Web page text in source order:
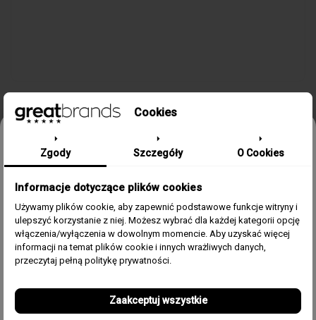
SZCZEGÓŁY PRODUKTU
Kolekcja/Linia MAREA MAN STEEL
Zegarek Dla Męski
Pasek/Bransoleta Stal szlachetna 316L
Cookies
Zgody Szczegóły O Cookies
Informacje dotyczące plików cookies
Używamy plików cookie, aby zapewnić podstawowe funkcje witryny i
ulepszyć korzystanie z niej. Możesz wybrać dla każdej kategorii opcję
włączenia/wyłączenia w dowolnym momencie. Aby uzyskać więcej
informacji na temat plików cookie i innych wrażliwych danych,
przeczytaj pełną politykę prywatności.
Zaakceptuj wszystkie
Odbierz 15% rabatu na pierwsze
zamówienie w greatbrands!
Zapisz się do bezpłatnego Newslettera i dowiaduj się pierwszy o
Email
ZgodaAkceptuję regulamin i wyrażam zgodę na przetwarzanie
powyższych danych osobowych w celu otrzymywania
Odbierz swój kupon!